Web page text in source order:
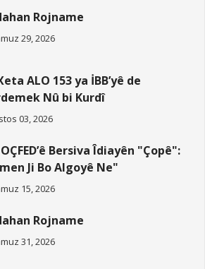
Rojname
29, 2026
ALO 153 ya İBB’yê de
Nû bi Kurdî
03, 2026
Bersiva Îdiayên "Çopê":
Ji Bo Algoyê Ne"
15, 2026
Rojname
31, 2026